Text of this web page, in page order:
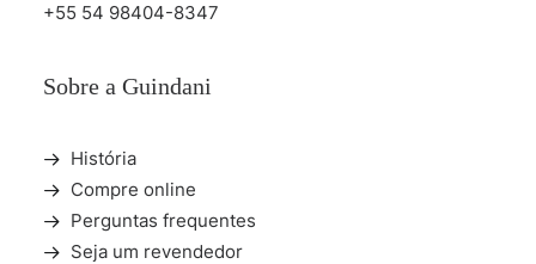
+55 54 98404-8347
Sobre a Guindani
História
Compre online
Perguntas frequentes
Seja um revendedor